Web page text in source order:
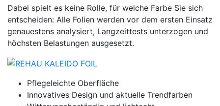
Dabei spielt es keine Rolle, für welche Farbe Sie sich
entscheiden: Alle Folien werden vor dem ersten Einsatz
genauestens analysiert, Langzeittests unterzogen und
höchsten Belastungen ausgesetzt.
Pflegeleichte Oberfläche
Innovatives Design und aktuelle Trendfarben